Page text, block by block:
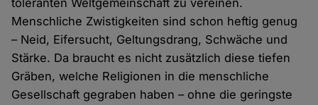
toleranten Weltgemeinschaft zu vereinen.
Menschliche Zwistigkeiten sind schon heftig genug
– Neid, Eifersucht, Geltungsdrang, Schwäche und
Stärke. Da braucht es nicht zusätzlich diese tiefen
Gräben, welche Religionen in die menschliche
Gesellschaft gegraben haben – ohne die geringste